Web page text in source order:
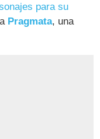
para su
Pragmata, una